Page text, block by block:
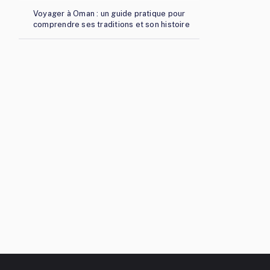
Voyager à Oman : un guide pratique pour
comprendre ses traditions et son histoire